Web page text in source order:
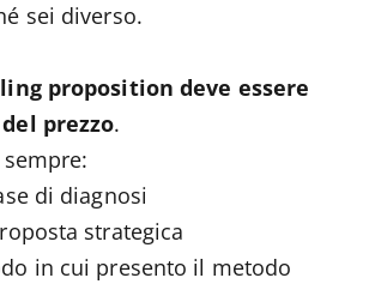
sei diverso.
proposition deve essere
prezzo.
di diagnosi
strategica
in cui presento il metodo